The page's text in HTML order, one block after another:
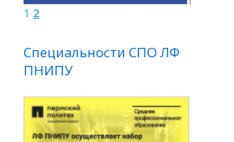
1 2
СПО ЛФ
Специальности СПО ЛФ